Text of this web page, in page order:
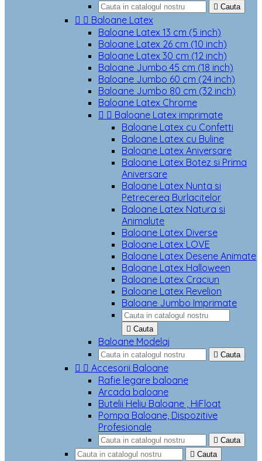
 Cauta
  Baloane Latex
Baloane Latex 13 cm (5 inch)
Baloane Latex 26 cm (10 inch)
Baloane Latex 30 cm (12 inch)
Baloane Jumbo 45 cm (18 inch)
Baloane Jumbo 60 cm (24 inch)
Baloane Jumbo 80 cm (32 inch)
Baloane Latex Chrome
  Baloane Latex imprimate
Baloane Latex cu Confetti
Baloane Latex cu Buline
Baloane Latex Aniversare
Baloane Latex Botez si Prima
Aniversare
Baloane Latex Nunta si
Petrecerea Burlacitelor
Baloane Latex Natura si
Animalute
Baloane Latex Diverse
Baloane Latex LOVE
Baloane Latex Desene Animate
Baloane Latex Halloween
Baloane Latex Craciun
Baloane Latex Revelion
Baloane Jumbo Imprimate
 Cauta
Baloane Modelaj
 Cauta
  Accesorii Baloane
Rafie legare baloane
Arcada baloane
Butelii Heliu Baloane , HiFloat
Pompa Baloane, Dispozitive
Profesionale
 Cauta
 Cauta